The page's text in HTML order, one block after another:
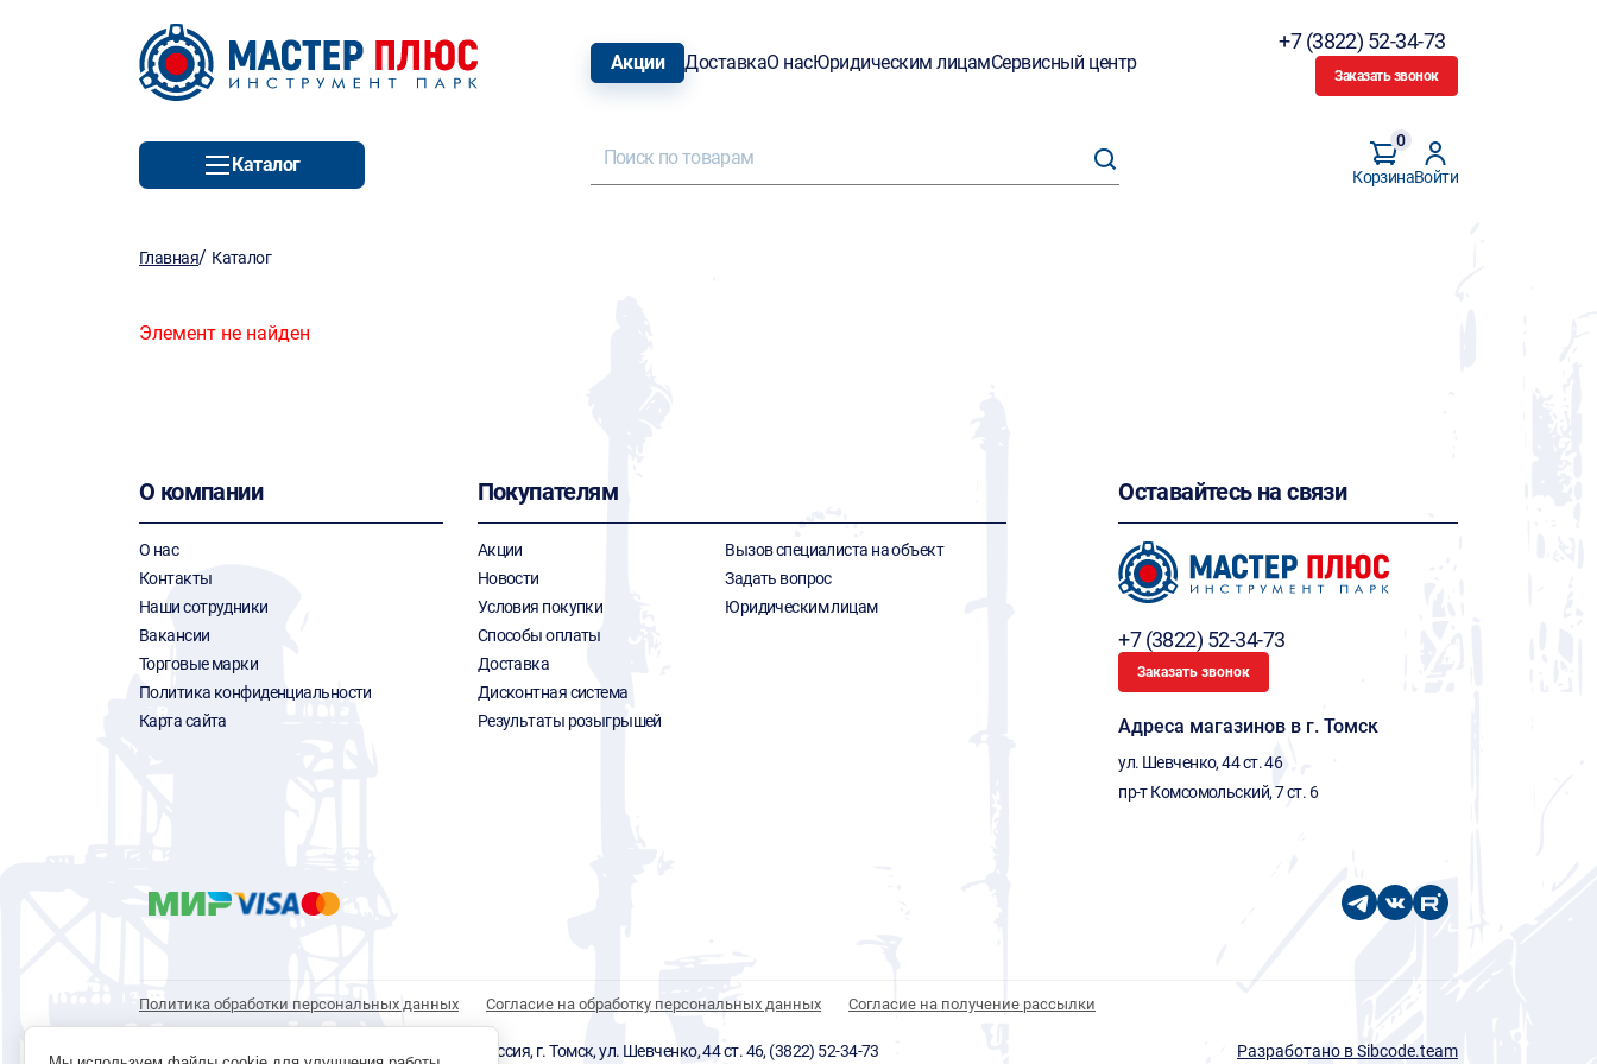
Акции ДоставкаО насЮридическим лицамСервисный центр
+7 (3822) 52-34-73
Заказать звонок
Каталог
Корзина
0
Войти
Главная/ Каталог
Элемент не найден
О компании
О нас
Контакты
Наши сотрудники
Вакансии
Торговые марки
Политика конфиденциальности
Карта сайта
Покупателям
Акции
Новости
Условия покупки
Способы оплаты
Доставка
Дисконтная система
Результаты розыгрышей
Вызов специалиста на объект
Задать вопрос
Юридическим лицам
Оставайтесь на связи
+7 (3822) 52-34-73
Заказать звонок
Адреса магазинов в г. Томск
ул. Шевченко, 44 ст. 46
пр-т Комсомольский, 7 ст. 6
Политика обработки персональных данных Согласие на обработку персональных данных Согласие на получение рассылки
© 1996 - 2026 инструмент парк «Мастер Плюс» Россия, г. Томск, ул. Шевченко, 44 ст. 46, (3822) 52-34-73 Разработано в Sibcode.team